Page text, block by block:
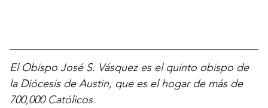
El Obispo José S. Vásquez es el quinto obispo de
la Diócesis de Austin, que es el hogar de más de
700,000 Católicos.